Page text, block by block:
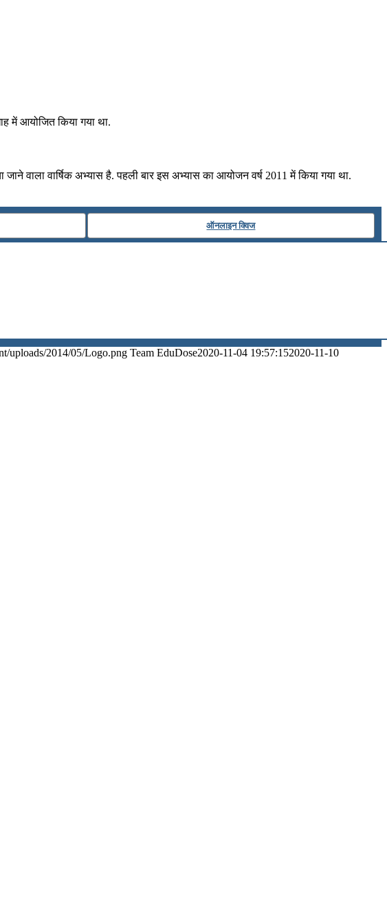
में आयोजित किया गया था.
वाला वार्षिक अभ्यास है. पहली बार इस अभ्यास का आयोजन वर्ष 2011 में किया गया था.
ऑनलाइन क्विज
uploads/2014/05/Logo.png Team EduDose2020-11-04 19:57:152020-11-10